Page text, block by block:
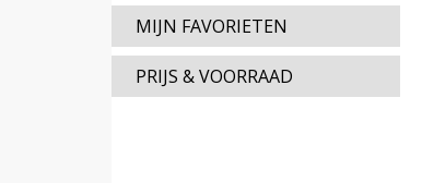
MIJN FAVORIETEN
PRIJS & VOORRAAD